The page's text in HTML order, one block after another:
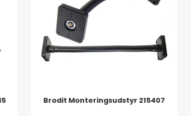
Brodit Monteringsudstyr 215407